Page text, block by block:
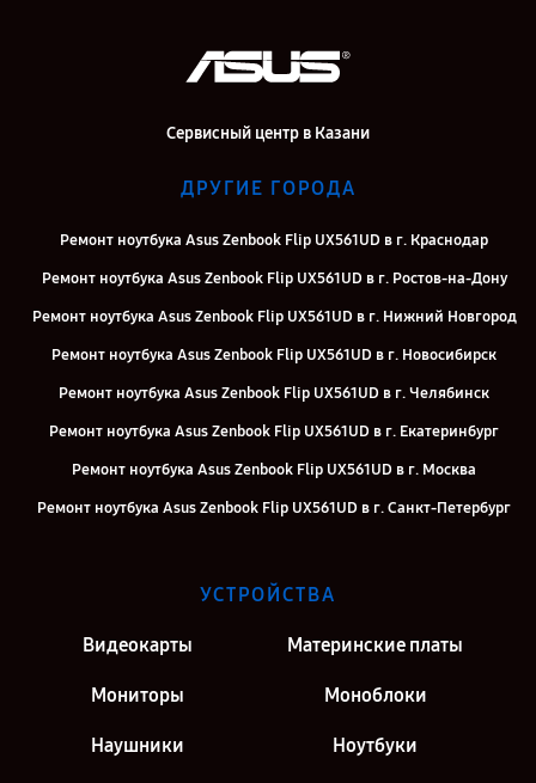
Сервисный центр в Казани
ДРУГИЕ ГОРОДА
Ремонт ноутбука Asus Zenbook Flip UX561UD в г. Краснодар
Ремонт ноутбука Asus Zenbook Flip UX561UD в г. Ростов-на-Дону
Ремонт ноутбука Asus Zenbook Flip UX561UD в г. Нижний Новгород
Ремонт ноутбука Asus Zenbook Flip UX561UD в г. Новосибирск
Ремонт ноутбука Asus Zenbook Flip UX561UD в г. Челябинск
Ремонт ноутбука Asus Zenbook Flip UX561UD в г. Екатеринбург
Ремонт ноутбука Asus Zenbook Flip UX561UD в г. Москва
Ремонт ноутбука Asus Zenbook Flip UX561UD в г. Санкт-Петербург
УСТРОЙСТВА
Видеокарты Материнские платы
Мониторы Моноблоки
Наушники Ноутбуки